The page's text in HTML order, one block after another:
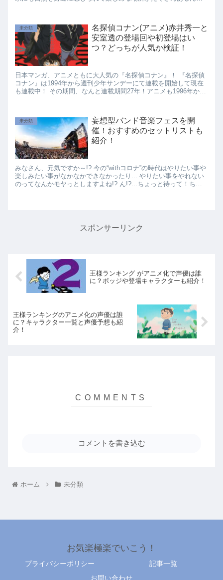
未分類
名探偵コナン(アニメ)赤井秀一と
安室透の登場回や初登場はい
つ？どっちが人気か検証！
日本マンガ、アニメともに大人気の『名探偵コナン』！ 『名探偵
コナン』は1994年から週刊少年サンデーにて連載を開始して現在
も連載中！ その期間、なんと連載期間27年！アニメも1996年から
未分類
妄想型バンド音楽フェスを開
催！おすすめのセットリストも
紹介！
みなさん、元気ですか～!? 今の“withコロナ”の時代はやりたい事や
楽しみたい事がなかなかできなかったり... やりたい事をやれない
のってなんかモヤっとしますよね!? ん!?...ちょっと待って！ちょ
スポンサーリンク
王様ランキング がアニメ化で声優は誰
に？ボッジや登場キャラクターも紹介！
王様ランキングのアニメ化の声優は誰
に？キャラクター一覧と声優予想も紹
介！
コメントを書き込む
ホーム 未分類
お気楽極楽でいこう！
プライバシーポリシー
記事一覧
お問い合わせ